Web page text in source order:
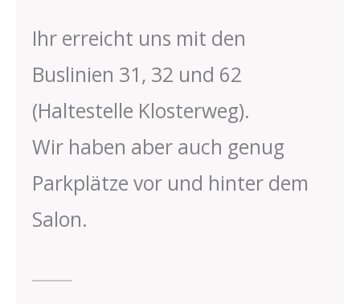
Ihr erreicht uns mit den
Buslinien 31, 32 und 62
(Haltestelle Klosterweg).
Wir haben aber auch genug
Parkplätze vor und hinter dem
Salon.